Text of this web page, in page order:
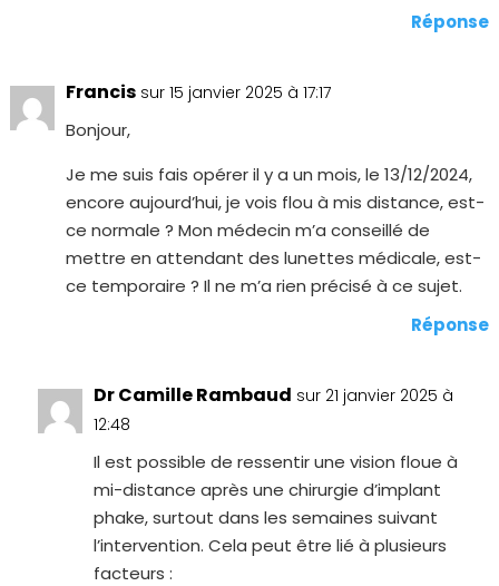
Réponse
Francis sur 15 janvier 2025 à 17:17
Bonjour,
Je me suis fais opérer il y a un mois, le 13/12/2024,
encore aujourd’hui, je vois flou à mis distance, est-
ce normale ? Mon médecin m’a conseillé de
mettre en attendant des lunettes médicale, est-
ce temporaire ? Il ne m’a rien précisé à ce sujet.
Réponse
Dr Camille Rambaud sur 21 janvier 2025 à
12:48
Il est possible de ressentir une vision floue à
mi-distance après une chirurgie d’implant
phake, surtout dans les semaines suivant
l’intervention. Cela peut être lié à plusieurs
facteurs :